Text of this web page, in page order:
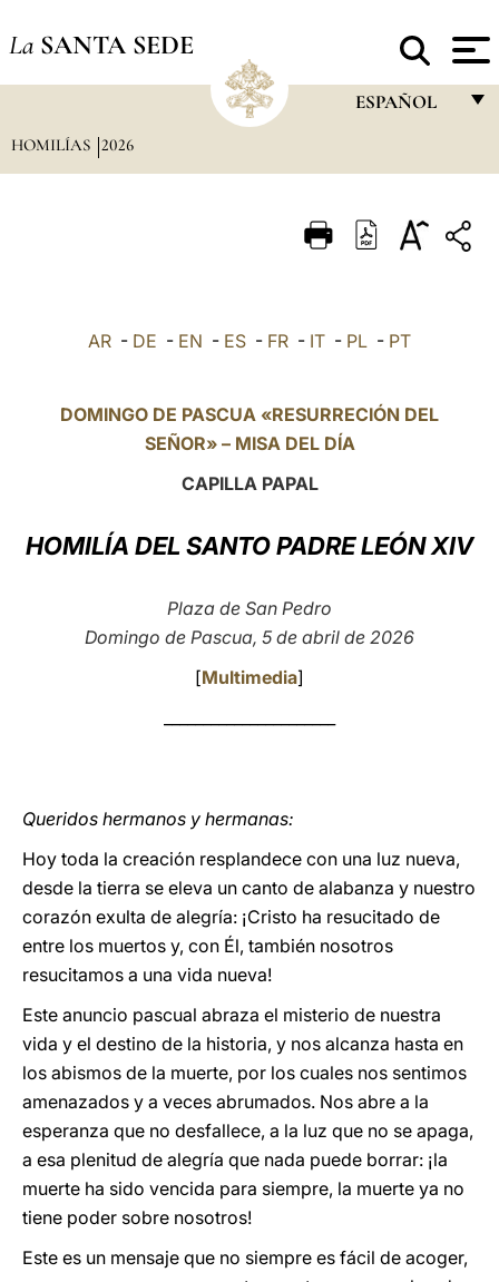
La SANTA SEDE
ESPAÑOL
ITALIANO
POLSKI
العربيّة
LATINE
HOMILÍAS 2026
AR - DE - EN - ES - FR - IT - PL - PT
DOMINGO DE PASCUA «RESURRECIÓN DEL
SEÑOR» – MISA DEL DÍA
CAPILLA PAPAL
HOMILÍA DEL SANTO PADRE LEÓN XIV
Plaza de San Pedro
Domingo de Pascua, 5 de abril de 2026
[Multimedia]
Queridos hermanos y hermanas:
Hoy toda la creación resplandece con una luz nueva,
desde la tierra se eleva un canto de alabanza y nuestro
corazón exulta de alegría: ¡Cristo ha resucitado de
entre los muertos y, con Él, también nosotros
resucitamos a una vida nueva!
Este anuncio pascual abraza el misterio de nuestra
vida y el destino de la historia, y nos alcanza hasta en
los abismos de la muerte, por los cuales nos sentimos
amenazados y a veces abrumados. Nos abre a la
esperanza que no desfallece, a la luz que no se apaga,
a esa plenitud de alegría que nada puede borrar: ¡la
muerte ha sido vencida para siempre, la muerte ya no
tiene poder sobre nosotros!
Este es un mensaje que no siempre es fácil de acoger,